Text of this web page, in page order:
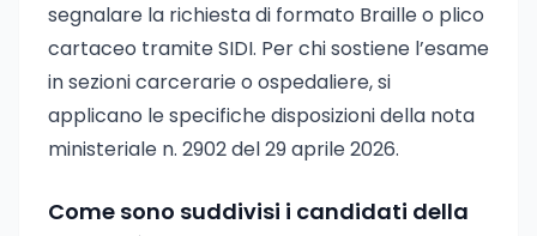
segnalare la richiesta di formato Braille o plico
cartaceo tramite SIDI. Per chi sostiene l’esame
in sezioni carcerarie o ospedaliere, si
applicano le specifiche disposizioni della nota
ministeriale n. 2902 del 29 aprile 2026.
Come sono suddivisi i candidati della